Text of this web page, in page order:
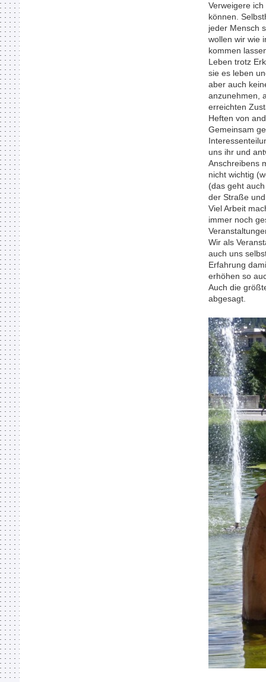
Verweigere
können.
jeder Mensch
wollen wir wie
kommen
Leben trotz
sie es leben
aber auch
anzunehmen,
erreichten
Heften von
Gemeinsam
uns ihr und
Anschreibens
nicht wichtig
(das geht
der Straße
Viel Arbeit
immer noch
Wir als
auch uns
Erfahrung
erhöhen so
Auch die
abgesagt.